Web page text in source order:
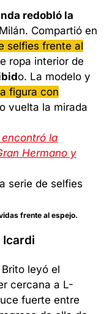
redobló la
Compartió en
selfies frente al
ropa interior de
o. La modelo y
figura con
vuelta la mirada
la
Hermano y
frente al espejo.
leyó el
cercana a L-
fuerte entre